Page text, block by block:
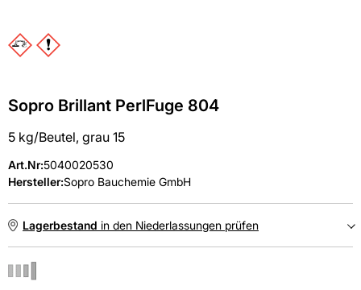
Sopro Brillant PerlFuge 804
5 kg/Beutel, grau 15
Art.Nr:5040020530
Hersteller:Sopro Bauchemie GmbH
Lagerbestand in den Niederlassungen prüfen